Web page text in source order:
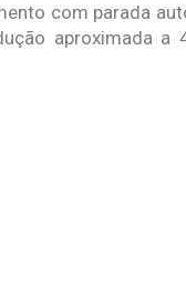
com parada
aproximada a